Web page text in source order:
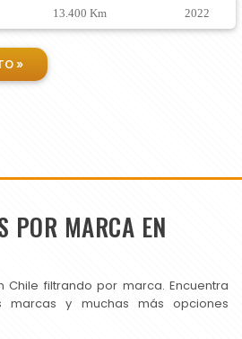
13.400 Km 2022
»
POR MARCA EN
Chile filtrando por marca. Encuentra
y muchas más opciones